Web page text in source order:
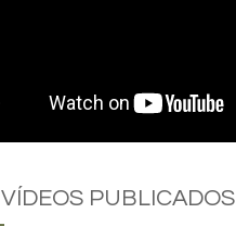
VÍDEOS PUBLICADOS